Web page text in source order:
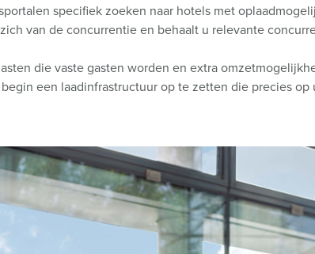
specifiek zoeken naar hotels met
van de concurrentie en behaalt u relevante
die vaste gasten worden en extra
een laadinfrastructuur op te zetten die precies